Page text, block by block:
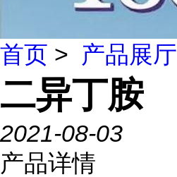
首页 > 产品展厅
二异丁胺
2021-08-03
产品详情